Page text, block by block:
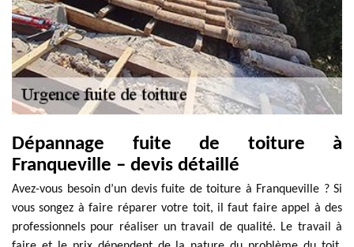
Dépannage fuite de toiture à
Franqueville – devis détaillé
Avez-vous besoin d’un devis fuite de toiture à Franqueville ? Si
vous songez à faire réparer votre toit, il faut faire appel à des
professionnels pour réaliser un travail de qualité. Le travail à